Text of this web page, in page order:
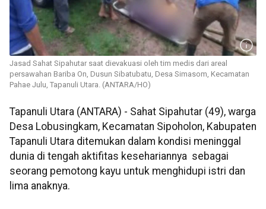
Jasad Sahat Sipahutar saat dievakuasi oleh tim medis dari areal
persawahan Bariba On, Dusun Sibatubatu, Desa Simasom, Kecamatan
Pahae Julu, Tapanuli Utara. (ANTARA/HO)
Tapanuli Utara (ANTARA) - Sahat Sipahutar (49), warga
Desa Lobusingkam, Kecamatan Sipoholon, Kabupaten
Tapanuli Utara ditemukan dalam kondisi meninggal
dunia di tengah aktifitas kesehariannya sebagai
seorang pemotong kayu untuk menghidupi istri dan
lima anaknya.